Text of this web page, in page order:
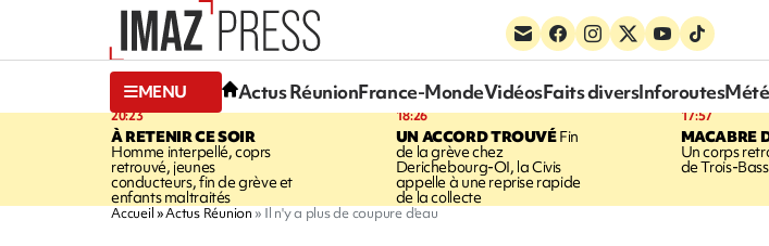
MENU Actus RéunionFrance-MondeVidéosFaits diversInforoutes
20:23
À RETENIR CE SOIR
Homme interpellé, coprs
retrouvé, jeunes
conducteurs, fin de grève et
enfants maltraités
18:26
UN ACCORD TROUVÉFin
de la grève chez
Derichebourg-OI, la Civis
appelle à une reprise rapide
de la collecte
17:57
MACABRE
Un corps
de Trois-
Accueil Actus Réunion Il n'y a plus de coupure d'eau